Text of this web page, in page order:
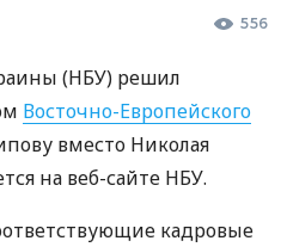
556
(НБУ) решил
Восточно-Европейского
вместо Николая
на веб-сайте НБУ.
кадровые